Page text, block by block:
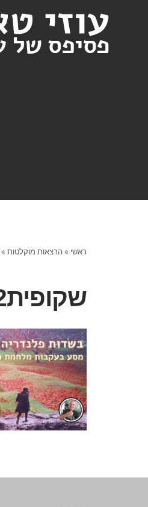
ראשי »הרצאות מוקלטות »
שקופית12